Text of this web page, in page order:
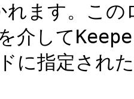
れます。こ
を介して
に指定され